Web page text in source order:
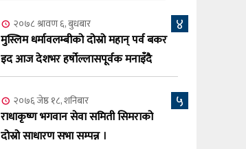
८
क्यालगरी नेपाली मेलाको सम्पुर्ण तयारी पुरा,
महेश र अस्मिताको बेजोड प्रस्तुती रहने
२०७८ श्रावण ६, बुधबार
मुस्लिम धर्मावलम्बीको दोस्रो महान् पर्व बकर
इद आज देशभर हर्षोल्लासपूर्वक मनाइँदै
४
२०७६ जेष्ठ १८, शनिबार
राधाकृष्ण भगवान सेवा समिती सिमराको
दोस्रो साधारण सभा सम्पन्न ।
५